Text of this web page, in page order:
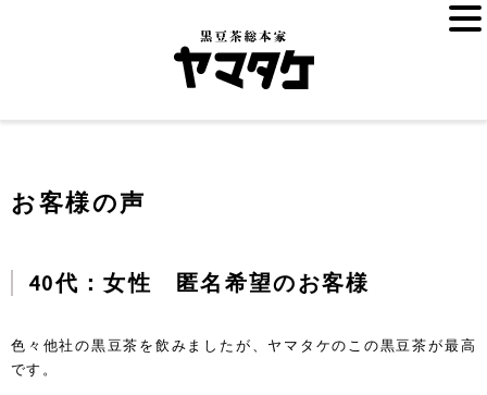
お客様の声
40代：女性 匿名希望のお客様
色々他社の黒豆茶を飲みましたが、ヤマタケのこの黒豆茶が最高
です。